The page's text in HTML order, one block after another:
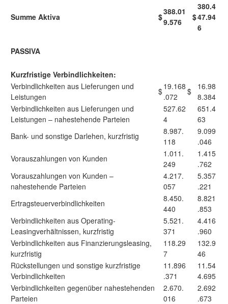
Summe Aktiva $
388.01
9.576
$
380.4
47.94
6
PASSIVA
Kurzfristige Verbindlichkeiten:
Verbindlichkeiten aus Lieferungen und
Leistungen
$19.168
.072
$
16.98
8.384
Verbindlichkeiten aus Lieferungen und
Leistungen – nahestehende Parteien
527.62
4
651.4
63
Bank- und sonstige Darlehen, kurzfristig
8.987.
118
9.099
.046
Vorauszahlungen von Kunden
1.011.
249
1.415
.762
Vorauszahlungen von Kunden –
nahestehende Parteien
4.217.
057
5.357
.221
Ertragsteuerverbindlichkeiten
8.450.
440
8.821
.853
Verbindlichkeiten aus Operating-
Leasingverhältnissen, kurzfristig
5.521.
371
4.416
.960
Verbindlichkeiten aus Finanzierungsleasing,
kurzfristig
118.29
7
132.9
46
Rückstellungen und sonstige kurzfristige
Verbindlichkeiten
11.896
.371
11.54
4.695
Verbindlichkeiten gegenüber nahestehenden
Parteien
2.670.
016
2.692
.673